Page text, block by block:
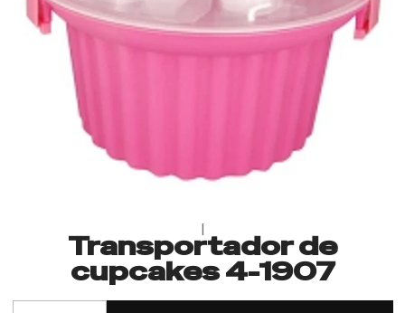
|
Transportador de
cupcakes 4-1907